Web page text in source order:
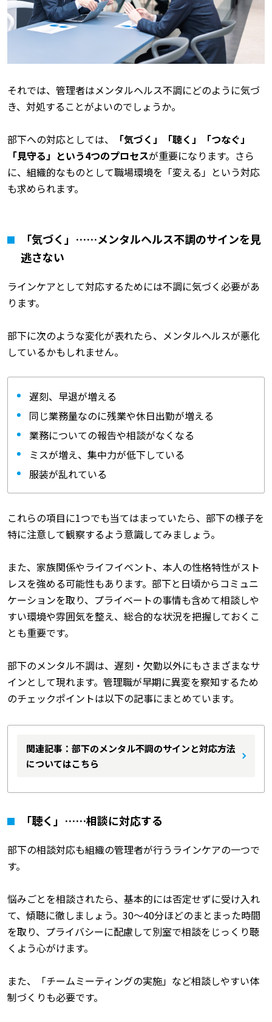
それでは、管理者はメンタルヘルス不調にどのように気づ
き、対処することがよいのでしょうか。
部下への対応としては、
「気づく」「聴く」「つなぐ」
「見守る」という4つのプロセスが重要になります。さら
に、組織的なものとして職場環境を「変える」という対応
も求められます。
「気づく」……メンタルヘルス不調のサインを見
逃さない
ラインケアとして対応するためには不調に気づく必要があ
ります。
部下に次のような変化が表れたら、メンタルヘルスが悪化
しているかもしれません。
遅刻、早退が増える
同じ業務量なのに残業や休日出勤が増える
業務についての報告や相談がなくなる
ミスが増え、集中力が低下している
服装が乱れている
これらの項目に1つでも当てはまっていたら、部下の様子を
特に注意して観察するよう意識してみましょう。
また、家族関係やライフイベント、本人の性格特性がスト
レスを強める可能性もあります。部下と日頃からコミュニ
ケーションを取り、プライベートの事情も含めて相談しや
すい環境や雰囲気を整え、総合的な状況を把握しておくこ
とも重要です。
部下のメンタル不調は、遅刻・欠勤以外にもさまざまなサ
インとして現れます。管理職が早期に異変を察知するため
のチェックポイントは以下の記事にまとめています。
関連記事：部下のメンタル不調のサインと対応方法
についてはこちら
「聴く」……相談に対応する
部下の相談対応も組織の管理者が行うラインケアの一つで
す。
悩みごとを相談されたら、基本的には否定せずに受け入れ
て、傾聴に徹しましょう。30～40分ほどのまとまった時間
を取り、プライバシーに配慮して別室で相談をじっくり聴
くよう心がけます。
また、「チームミーティングの実施」など相談しやすい体
制づくりも必要です。